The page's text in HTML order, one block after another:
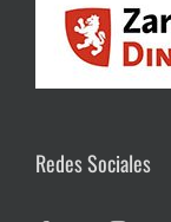
Redes Sociales